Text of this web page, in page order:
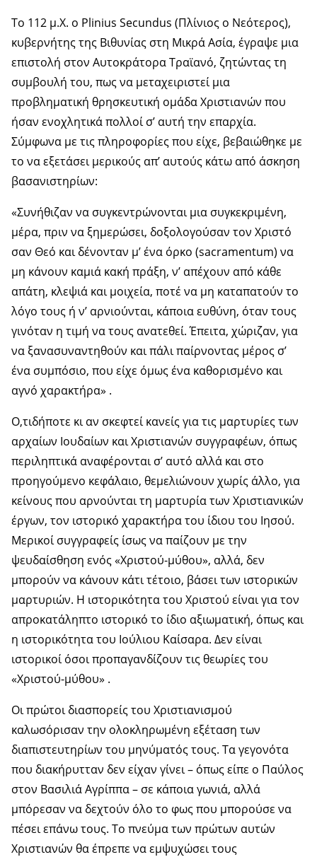
Το 112 μ.Χ. ο Plinius Secundus (Πλίνιος ο Νεότερος),
κυβερνήτης της Βιθυνίας στη Μικρά Ασία, έγραψε μια
επιστολή στον Αυτοκράτορα Τραϊανό, ζητώντας τη
συμβουλή του, πως να μεταχειριστεί μια
προβληματική θρησκευτική ομάδα Χριστιανών που
ήσαν ενοχλητικά πολλοί σ’ αυτή την επαρχία.
Σύμφωνα με τις πληροφορίες που είχε, βεβαιώθηκε με
το να εξετάσει μερικούς απ’ αυτούς κάτω από άσκηση
βασανιστηρίων:
«Συνήθιζαν να συγκεντρώνονται μια συγκεκριμένη,
μέρα, πριν να ξημερώσει, δοξολογούσαν τον Χριστό
σαν Θεό και δένονταν μ’ ένα όρκο (sacramentum) να
μη κάνουν καμιά κακή πράξη, ν’ απέχουν από κάθε
απάτη, κλεψιά και μοιχεία, ποτέ να μη καταπατούν το
λόγο τους ή ν’ αρνιούνται, κάποια ευθύνη, όταν τους
γινόταν η τιμή να τους ανατεθεί. Έπειτα, χώριζαν, για
να ξανασυναντηθούν και πάλι παίρνοντας μέρος σ’
ένα συμπόσιο, που είχε όμως ένα καθορισμένο και
αγνό χαρακτήρα» .
Ο,τιδήποτε κι αν σκεφτεί κανείς για τις μαρτυρίες των
αρχαίων Ιουδαίων και Χριστιανών συγγραφέων, όπως
περιληπτικά αναφέρονται σ’ αυτό αλλά και στο
προηγούμενο κεφάλαιο, θεμελιώνουν χωρίς άλλο, για
κείνους που αρνούνται τη μαρτυρία των Χριστιανικών
έργων, τον ιστορικό χαρακτήρα του ίδιου του Ιησού.
Μερικοί συγγραφείς ίσως να παίζουν με την
ψευδαίσθηση ενός «Χριστού-μύθου», αλλά, δεν
μπορούν να κάνουν κάτι τέτοιο, βάσει των ιστορικών
μαρτυριών. Η ιστορικότητα του Χριστού είναι για τον
απροκατάληπτο ιστορικό το ίδιο αξιωματική, όπως και
η ιστορικότητα του Ιούλιου Καίσαρα. Δεν είναι
ιστορικοί όσοι προπαγανδίζουν τις θεωρίες του
«Χριστού-μύθου» .
Οι πρώτοι διασπορείς του Χριστιανισμού
καλωσόρισαν την ολοκληρωμένη εξέταση των
διαπιστευτηρίων του μηνύματός τους. Τα γεγονότα
που διακήρυτταν δεν είχαν γίνει – όπως είπε ο Παύλος
στον Βασιλιά Αγρίππα – σε κάποια γωνιά, αλλά
μπόρεσαν να δεχτούν όλο το φως που μπορούσε να
πέσει επάνω τους. Το πνεύμα των πρώτων αυτών
Χριστιανών θα έπρεπε να εμψυχώσει τους